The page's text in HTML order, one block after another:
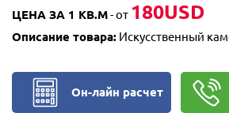
ЦЕНА ЗА 1 КВ.М- от 180USD
Описание товара: Искусственный
Он-лайн расчет